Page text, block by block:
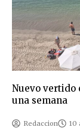
Nuevo vertido
una semana
Redaccion 10